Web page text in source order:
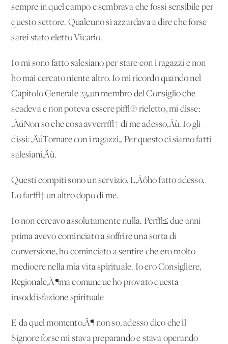
sempre in quel campo e sembrava che fossi sensibile per
questo settore. Qualcuno si azzardava a dire che forse
sarei stato eletto Vicario.
Io mi sono fatto salesiano per stare con i ragazzi e non
ho mai cercato niente altro. Io mi ricordo quando nel
Capitolo Generale 23,un membro del Consiglio che
scadeva e non poteva essere pi√π rieletto, mi disse:
‚ÄúNon so che cosa avverr√† di me adesso‚Äù. Io gli
dissi: ‚ÄúTornare con i ragazzi,. Per questo ci siamo fatti
salesiani‚Äù.
Questi compiti sono un servizio. L‚Äôho fatto adesso.
Lo far√† un altro dopo di me.
Io non cercavo assolutamente nulla. Per√≤ due anni
prima avevo cominciato a soffrire una sorta di
conversione, ho cominciato a sentire che ero molto
mediocre nella mia vita spirituale. Io ero Consigliere,
Regionale‚Ä¶ma comunque ho provato questa
insoddisfazione spirituale
E da quel momento‚Ä¶ non so, adesso dico che il
Signore forse mi stava preparando e stava operando